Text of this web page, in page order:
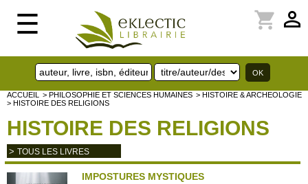
☰ perm_identity
shopping_cart
ACCUEIL > PHILOSOPHIE ET SCIENCES HUMAINES > HISTOIRE & ARCHEOLOGIE
> HISTOIRE DES RELIGIONS
HISTOIRE DES RELIGIONS
> TOUS LES LIVRES
IMPOSTURES MYSTIQUES